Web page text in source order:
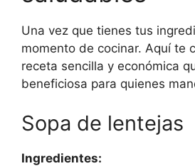
Una vez que tienes tus
momento de cocinar. Aquí te
receta sencilla y económica
beneficiosa para quienes
Sopa de lentejas
Ingredientes: